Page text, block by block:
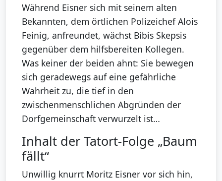
Während Eisner sich mit seinem alten
Bekannten, dem örtlichen Polizeichef Alois
Feinig, anfreundet, wächst Bibis Skepsis
gegenüber dem hilfsbereiten Kollegen.
Was keiner der beiden ahnt: Sie bewegen
sich geradewegs auf eine gefährliche
Wahrheit zu, die tief in den
zwischenmenschlichen Abgründen der
Dorfgemeinschaft verwurzelt ist…
Inhalt der Tatort-Folge „Baum
fällt“
Unwillig knurrt Moritz Eisner vor sich hin,